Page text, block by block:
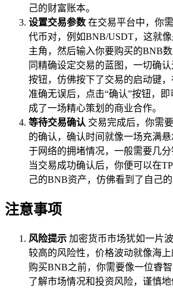
己的财富账本。
设置交易参数 在交易平台中，你
代币对，例如BNB/USDT，这就
主角，然后输入你要购买的BNB
同精确设定交易的蓝图，一切确
按钮，仿佛按下了交易的启动键
准确无误后，点击“确认”按钮，
成了一场精心策划的商业合作。
等待交易确认 交易完成后，你需
的确认，确认时间就像一场充满
于网络的拥堵情况，一般需要几分
当交易成功确认后，你便可以在
己的BNB资产，仿佛看到了自己的
注意事项
风险提示 加密货币市场犹如一片
较高的风险性，价格波动就像海
购买BNB之前，你需要像一位睿
了解市场情况和投资风险，谨慎